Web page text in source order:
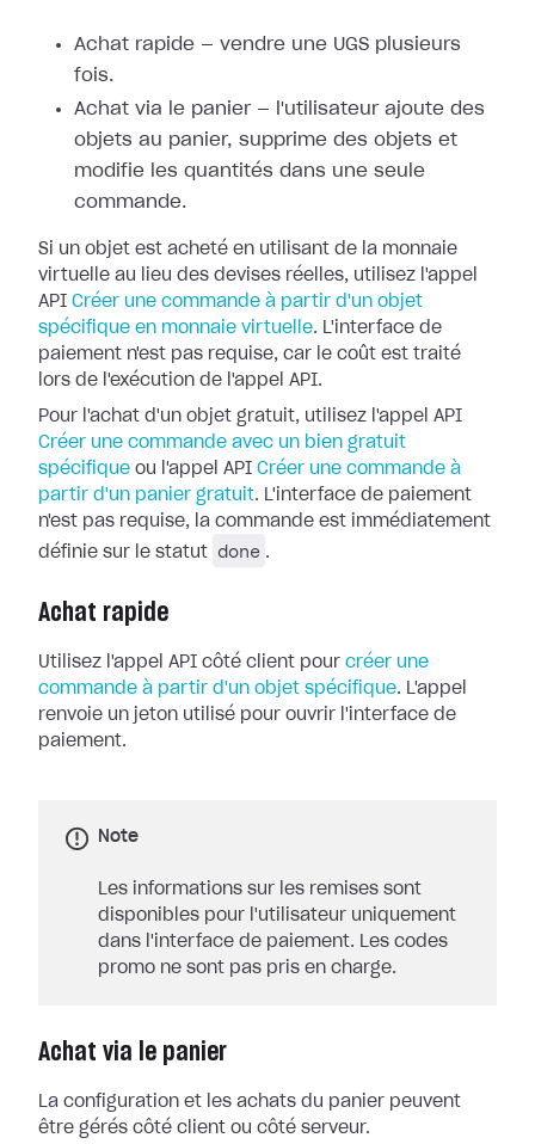
Achat rapide — vendre une UGS plusieurs
fois.
Achat via le panier — l'utilisateur ajoute des
objets au panier, supprime des objets et
modifie les quantités dans une seule
commande.
Si un objet est acheté en utilisant de la monnaie
virtuelle au lieu des devises réelles, utilisez l'appel
API Créer une commande à partir d'un objet
spécifique en monnaie virtuelle. L'interface de
paiement n'est pas requise, car le coût est traité
lors de l'exécution de l'appel API.
Pour l'achat d'un objet gratuit, utilisez l'appel API
Créer une commande avec un bien gratuit
spécifique ou l'appel API Créer une commande à
partir d'un panier gratuit. L'interface de paiement
n'est pas requise, la commande est immédiatement
définie sur le statut
done .
Achat rapide
Utilisez l'appel API côté client pour créer une
commande à partir d'un objet spécifique. L'appel
renvoie un jeton utilisé pour ouvrir l'interface de
paiement.
Note
Les informations sur les remises sont
disponibles pour l'utilisateur uniquement
dans l'interface de paiement. Les codes
promo ne sont pas pris en charge.
Achat via le panier
La configuration et les achats du panier peuvent
être gérés côté client ou côté serveur.